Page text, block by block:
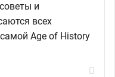
и
всех
Age of History